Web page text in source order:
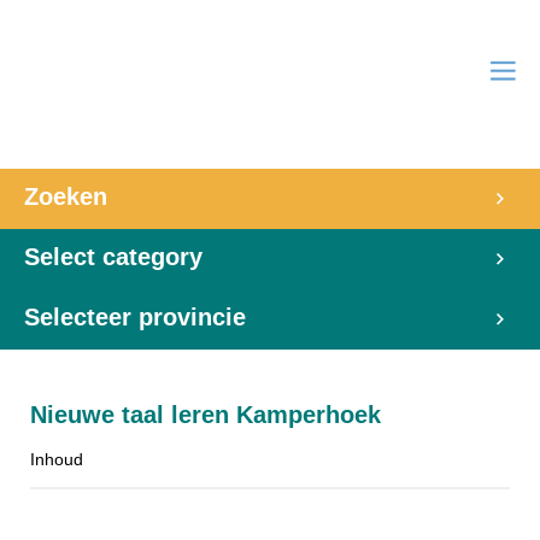
Zoeken
Select category
Selecteer provincie
Nieuwe taal leren Kamperhoek
Inhoud